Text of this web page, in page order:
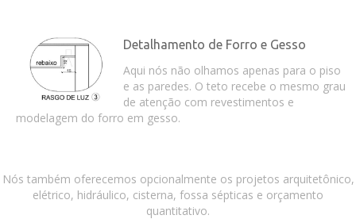
Detalhamento de Forro e Gesso
Aqui nós não olhamos apenas para o piso
e as paredes. O teto recebe o mesmo grau
de atenção com revestimentos e
modelagem do forro em gesso.
Nós também oferecemos opcionalmente os projetos arquitetônico,
elétrico, hidráulico, cisterna, fossa sépticas e orçamento
quantitativo.